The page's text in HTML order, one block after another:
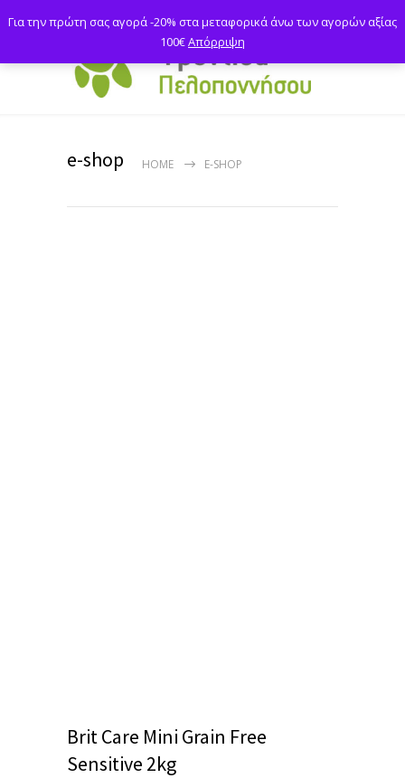
e-shop HOME E-SHOP
Brit Care Mini Grain Free
Sensitive 2kg
Για την πρώτη σας αγορά -20% στα μεταφορικά άνω των αγορών αξίας
100€Απόρριψη